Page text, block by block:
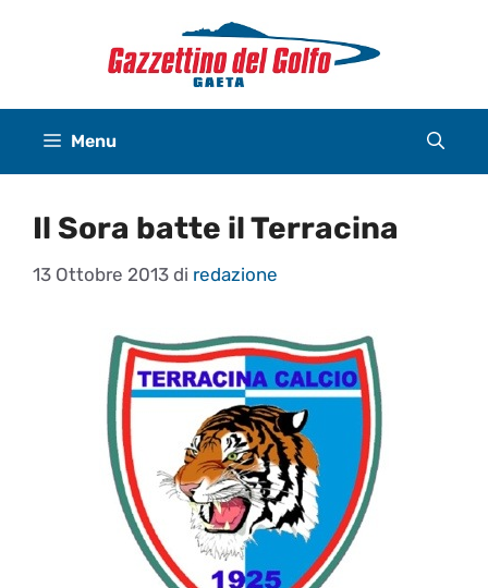
Menu
Il Sora batte il Terracina
13 Ottobre 2013 di redazione